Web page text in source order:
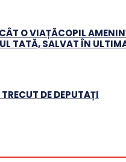
O VIAȚĂCOPIL
TATĂ, SALVAT ÎN
DE DEPUTAȚI